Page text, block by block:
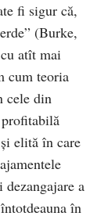
fi sigur că,
(Burke,
atît mai
cum teoria
cele din
elită în care
dezangajare a
în